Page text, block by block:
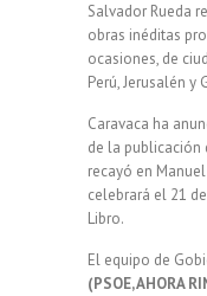
Salvador Rueda
obras inéditas
ocasiones, de
Perú, Jerusalén y
Caravaca ha
de la publicación
recayó en
celebrará el 21
Libro.
El equipo de
(PSOE, AHORA